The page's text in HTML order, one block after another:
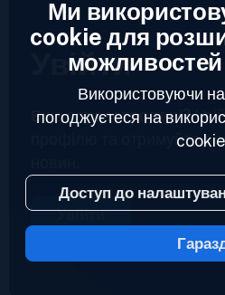
Увійти
Вже зареєстровані?
профілю та отримуйте
Увійти
2023 ©
Ми
cookie для
Використовуючи
погоджуєтеся на
Доступ до